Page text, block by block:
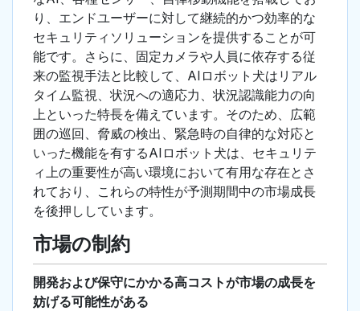
り、エンドユーザーに対して継続的かつ効率的な
セキュリティソリューションを提供することが可
能です。さらに、固定カメラや人員に依存する従
来の監視手法と比較して、AIロボット犬はリアル
タイム監視、状況への適応力、状況認識能力の向
上といった特長を備えています。そのため、広範
囲の巡回、脅威の検出、緊急時の自律的な対応と
いった機能を有するAIロボット犬は、セキュリテ
ィ上の重要性が高い環境において有用な存在とさ
れており、これらの特性が予測期間中の市場成長
を後押ししています。
市場の制約
開発および保守にかかる高コストが市場の成長を
妨げる可能性がある